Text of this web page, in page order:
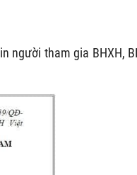
người tham gia BHXH,